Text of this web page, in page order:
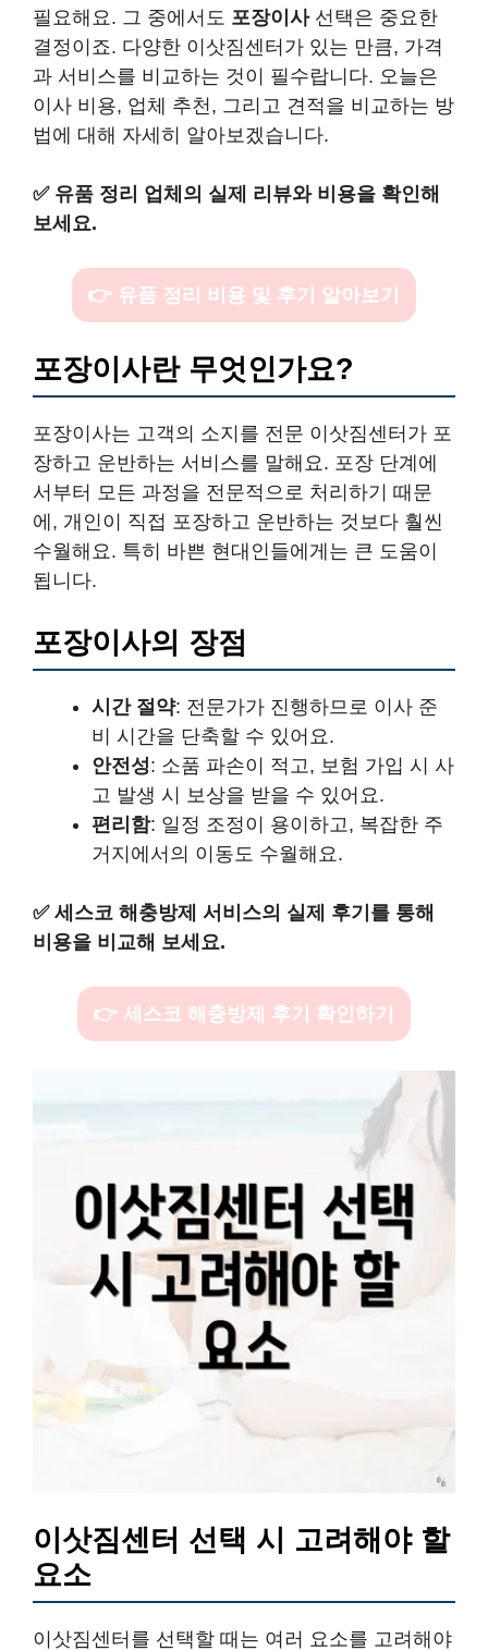
필요해요. 그 중에서도 포장이사선택은 중요한
결정이죠. 다양한 이삿짐센터가 있는 만큼, 가격
과 서비스를 비교하는 것이 필수랍니다. 오늘은
이사 비용, 업체 추천, 그리고 견적을 비교하는 방
법에 대해 자세히 알아보겠습니다.
✅ 유품 정리 업체의 실제 리뷰와 비용을 확인해
보세요.
👉 유품 정리 비용 및 후기 알아보기
포장이사란 무엇인가요?
포장이사는 고객의 소지를 전문 이삿짐센터가 포
장하고 운반하는 서비스를 말해요. 포장 단계에
서부터 모든 과정을 전문적으로 처리하기 때문
에, 개인이 직접 포장하고 운반하는 것보다 훨씬
수월해요. 특히 바쁜 현대인들에게는 큰 도움이
됩니다.
포장이사의 장점
시간 절약: 전문가가 진행하므로 이사 준
비 시간을 단축할 수 있어요.
안전성: 소품 파손이 적고, 보험 가입 시 사
고 발생 시 보상을 받을 수 있어요.
편리함: 일정 조정이 용이하고, 복잡한 주
거지에서의 이동도 수월해요.
✅ 세스코 해충방제 서비스의 실제 후기를 통해
비용을 비교해 보세요.
👉 세스코 해충방제 후기 확인하기
이삿짐센터 선택 시 고려해야 할
요소
이삿짐센터를 선택할 때는 여러 요소를 고려해야